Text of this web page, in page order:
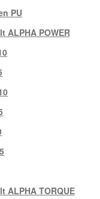
PU
ALPHA POWER
ALPHA TORQUE